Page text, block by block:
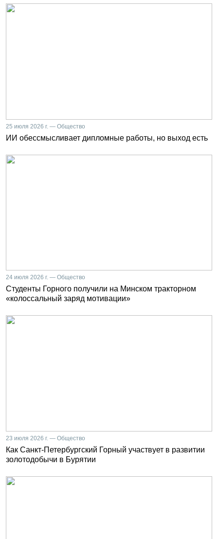
25 июля 2026 г. — Общество
ИИ обессмысливает дипломные работы, но выход есть
24 июля 2026 г. — Общество
Студенты Горного получили на Минском тракторном
«колоссальный заряд мотивации»
23 июля 2026 г. — Общество
Как Санкт-Петербургский Горный участвует в развитии
золотодобычи в Бурятии